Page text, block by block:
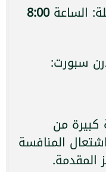
الساعة8:00
سبورت:
كبيرة من
المنافسة
المقدمة.